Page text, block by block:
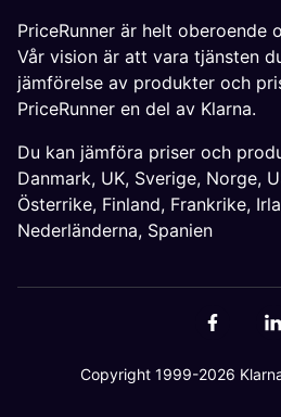
PriceRunner är helt oberoende
Vår vision är att vara tjänsten
jämförelse av produkter och
PriceRunner en del av Klarna.
Du kan jämföra priser och
Danmark, UK, Sverige, Norge,
Österrike, Finland, Frankrike,
Nederländerna, Spanien
Copyright 1999-2026